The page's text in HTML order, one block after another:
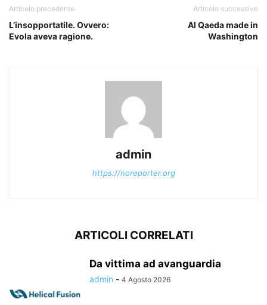
Articolo precedente
L’insopportatile. Ovvero:
Evola aveva ragione.
Articolo successivo
Al Qaeda made in
Washington
admin
https://noreporter.org
ARTICOLI CORRELATI
Da vittima ad avanguardia
admin - 4 Agosto 2026